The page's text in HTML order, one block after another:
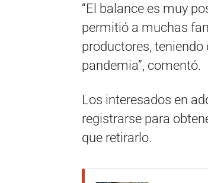
“El balance es muy
permitió a muchas
productores,
pandemia”, comentó.
Los interesados en
registrarse para
que retirarlo.